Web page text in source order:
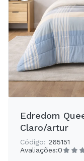
Edredom
Claro/artur
Código: 265151
Avaliações:0